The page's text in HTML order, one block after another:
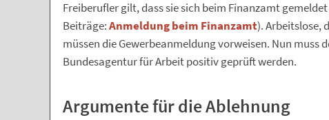
Freiberufler gilt, dass sie sich beim Finanzamt
Beiträge:Anmeldung beim Finanzamt). Arbeitslose,
müssen die Gewerbeanmeldung vorweisen. Nun muss
Bundesagentur für Arbeit positiv geprüft werden.
Argumente für die Ablehnung